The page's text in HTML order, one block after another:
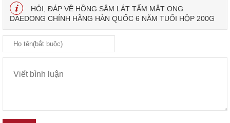
HỎI, ĐÁP VỀ HỒNG SÂM LÁT TẨM MẬT ONG
DAEDONG CHÍNH HÃNG HÀN QUỐC 6 NĂM TUỔI HỘP 200G